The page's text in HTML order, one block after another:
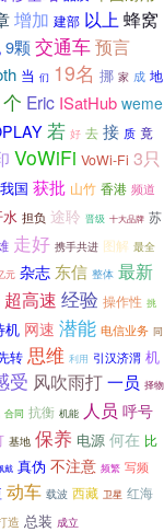
增加 建部 以上 蜂窝
9颗 交通车预言
当 们 19名 挪 家 成 地
Eric ISatHub weme
若 好 去 接 质 竟
VoWiFi VoWi-Fi 3只
我国 获批 山竹 香港 频道
担负 途聆 晋级 十大品牌 苏
走好 携手共进 图解 最全
元 杂志 东信 整体 最新
超高速 经验 操作性 挑
机 网速 潜能 电信业务 同
转 思维 利用 引汉济渭 机
受 风吹雨打一员 择物
合同 抗衡 机能 人员 呼号
基地 保养 电源 何在 比
戴 真伪 不注意 频繁 写频
动车 载波 西藏 卫星 红海
造 总装 成立